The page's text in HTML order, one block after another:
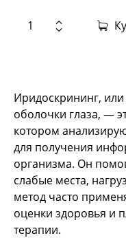
Иридоскрининг,
оболочки глаза, —
котором
для получения
организма. Он
слабые места,
метод часто
оценки здоровья и
терапии.